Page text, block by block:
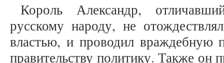
Король Александр,
русскому народу, не
властью, и проводил враждебную
правительству политику. Также